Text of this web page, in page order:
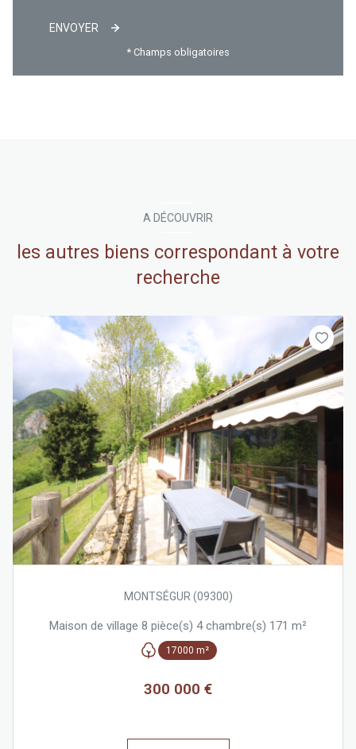
ENVOYER
* Champs obligatoires
A DÉCOUVRIR
les autres biens correspondant à votre
recherche
MONTSÉGUR (09300)
Maison de village 8 pièce(s) 4 chambre(s) 171 m²
17000 m²
300 000 €